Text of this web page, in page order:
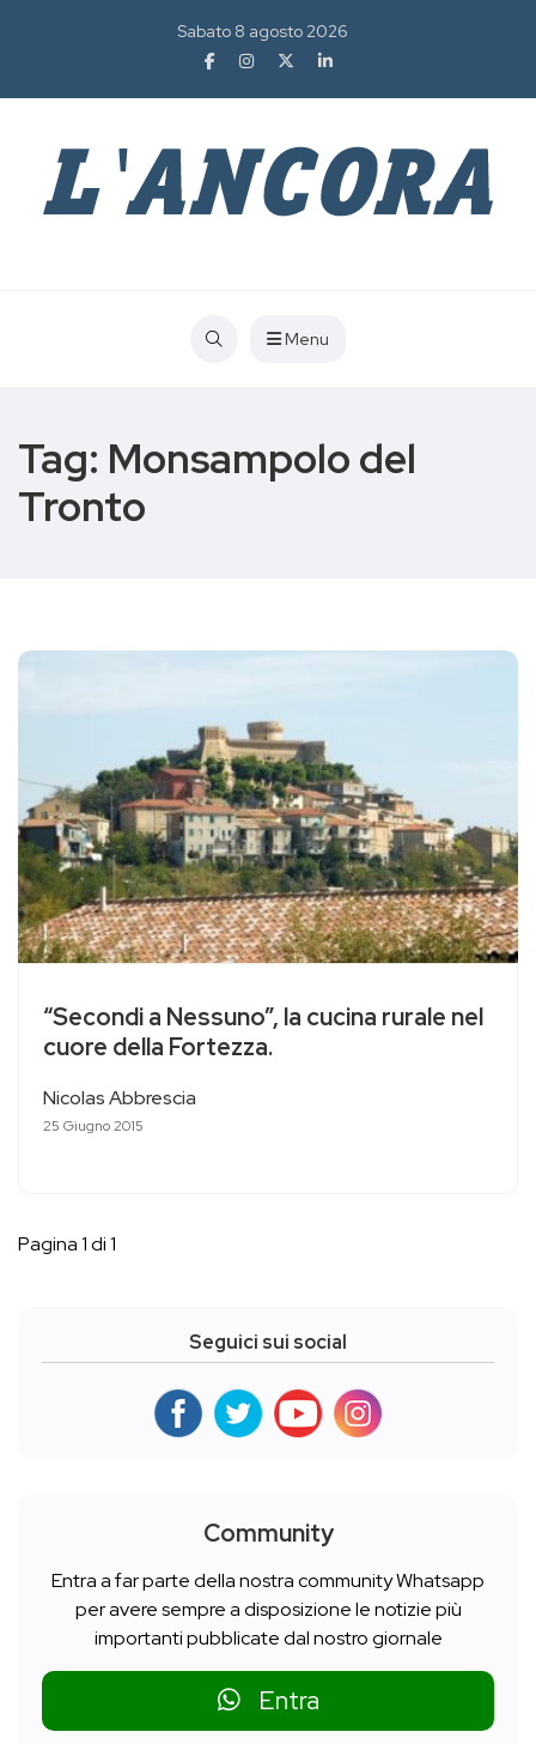
Sabato 8 agosto 2026
Menu
Tag: Monsampolo del
Tronto
“Secondi a Nessuno”, la cucina rurale nel
cuore della Fortezza.
Nicolas Abbrescia
25 Giugno 2015
Pagina 1 di 1
Seguici sui social
Community
Entra a far parte della nostra community Whatsapp
per avere sempre a disposizione le notizie più
importanti pubblicate dal nostro giornale
Entra